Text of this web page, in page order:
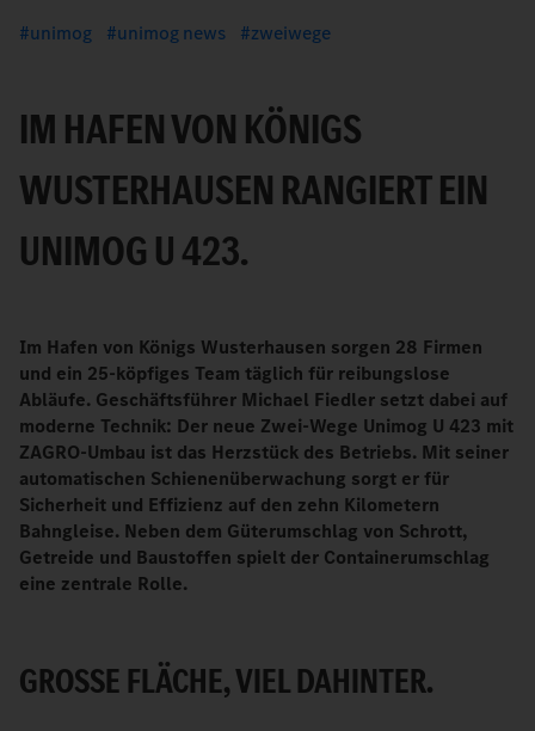
unimog unimog news zweiwege
IM HAFEN VON KÖNIGS
WUSTERHAUSEN RANGIERT EIN
UNIMOG U 423.
Im Hafen von Königs Wusterhausen sorgen 28 Firmen
und ein 25-köpfiges Team täglich für reibungslose
Abläufe. Geschäftsführer Michael Fiedler setzt dabei auf
moderne Technik: Der neue Zwei-Wege Unimog U 423 mit
ZAGRO-Umbau ist das Herzstück des Betriebs. Mit seiner
automatischen Schienenüberwachung sorgt er für
Sicherheit und Effizienz auf den zehn Kilometern
Bahngleise. Neben dem Güterumschlag von Schrott,
Getreide und Baustoffen spielt der Containerumschlag
eine zentrale Rolle.
GROSSE FLÄCHE, VIEL DAHINTER.